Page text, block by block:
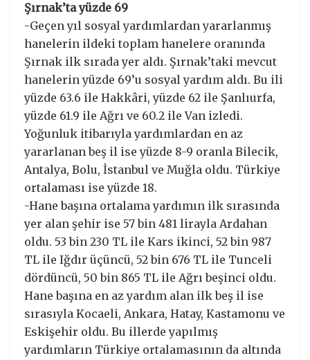
Şırnak’ta yüzde 69
-Geçen yıl sosyal yardımlardan yararlanmış
hanelerin ildeki toplam hanelere oranında
Şırnak ilk sırada yer aldı. Şırnak’taki mevcut
hanelerin yüzde 69’u sosyal yardım aldı. Bu ili
yüzde 63.6 ile Hakkâri, yüzde 62 ile Şanlıurfa,
yüzde 61.9 ile Ağrı ve 60.2 ile Van izledi.
Yoğunluk itibarıyla yardımlardan en az
yararlanan beş il ise yüzde 8-9 oranla Bilecik,
Antalya, Bolu, İstanbul ve Muğla oldu. Türkiye
ortalaması ise yüzde 18.
-Hane başına ortalama yardımın ilk sırasında
yer alan şehir ise 57 bin 481 lirayla Ardahan
oldu. 53 bin 230 TL ile Kars ikinci, 52 bin 987
TL ile Iğdır üçüncü, 52 bin 676 TL ile Tunceli
dördüncü, 50 bin 865 TL ile Ağrı beşinci oldu.
Hane başına en az yardım alan ilk beş il ise
sırasıyla Kocaeli, Ankara, Hatay, Kastamonu ve
Eskişehir oldu. Bu illerde yapılmış
yardımların Türkiye ortalamasının da altında